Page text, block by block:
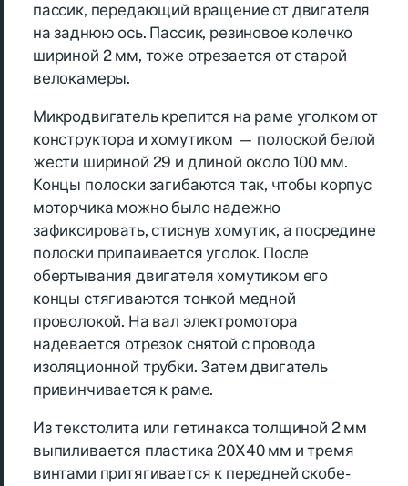
пассик, передающий вращение от двигателя
на заднюю ось. Пассик, резиновое колечко
шириной 2 мм, тоже отрезается от старой
велокамеры.
Микродвигатель крепится на раме уголком от
конструктора и хомутиком — полоской белой
жести шириной 29 и длиной около 100 мм.
Концы полоски загибаются так, чтобы корпус
моторчика можно было надежно
зафиксировать, стиснув хомутик, а посредине
полоски припаивается уголок. После
обертывания двигателя хомутиком его
концы стягиваются тонкой медной
проволокой. На вал электромотора
надевается отрезок снятой с провода
изоляционной трубки. Затем двигатель
привинчивается к раме.
Из текстолита или гетинакса толщиной 2 мм
выпиливается пластика 20X40 мм и тремя
винтами притягивается к передней скобе-